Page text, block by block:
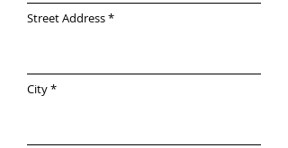
Street Address
City